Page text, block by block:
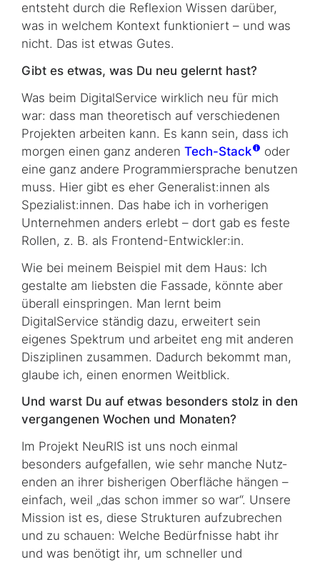
entsteht durch die Reflexion Wissen darüber,
was in welchem Kontext funktioniert – und was
nicht. Das ist etwas Gutes.
Gibt es etwas, was Du neu gelernt hast?
Was beim DigitalService wirklich neu für mich
war: dass man theoretisch auf ver­schie­den­en
Projekten arbeiten kann. Es kann sein, dass ich
morgen einen ganz anderen Tech-Stack
oder
eine ganz andere Programmiersprache benutzen
muss. Hier gibt es eher Generalist:innen als
Spezialist:innen. Das habe ich in vorherigen
Unternehmen anders erlebt – dort gab es feste
Rollen, z. B. als Frontend-Entwickler:in.
Wie bei meinem Beispiel mit dem Haus: Ich
gestalte am liebsten die Fassade, könnte aber
überall einspringen. Man lernt beim
DigitalService ständig dazu, erweitert sein
eigenes Spektrum und arbeitet eng mit anderen
Disziplinen zusammen. Dadurch bekommt man,
glaube ich, einen enormen Weitblick.
Und warst Du auf etwas besonders stolz in den
vergangenen Wochen und Monaten?
Im Projekt NeuRIS ist uns noch einmal
besonders aufgefallen, wie sehr manche Nutz­
en­den an ihrer bisherigen Oberfläche hängen –
einfach, weil „das schon immer so war“. Unsere
Mission ist es, diese Strukturen aufzubrechen
und zu schauen: Welche Be­dürf­nis­se habt ihr
und was benötigt ihr, um schneller und